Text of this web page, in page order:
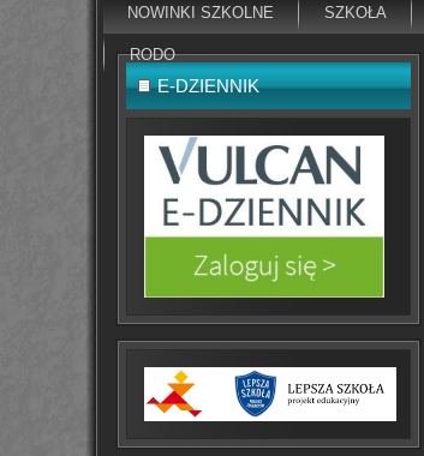
NOWINKI SZKOLNE SZKOŁA
RODO
E-DZIENNIK